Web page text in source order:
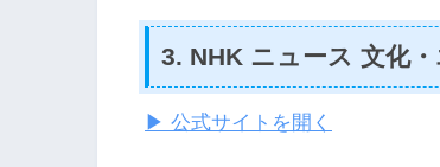
3. NHK ニュース 文化
▶ 公式サイトを開く